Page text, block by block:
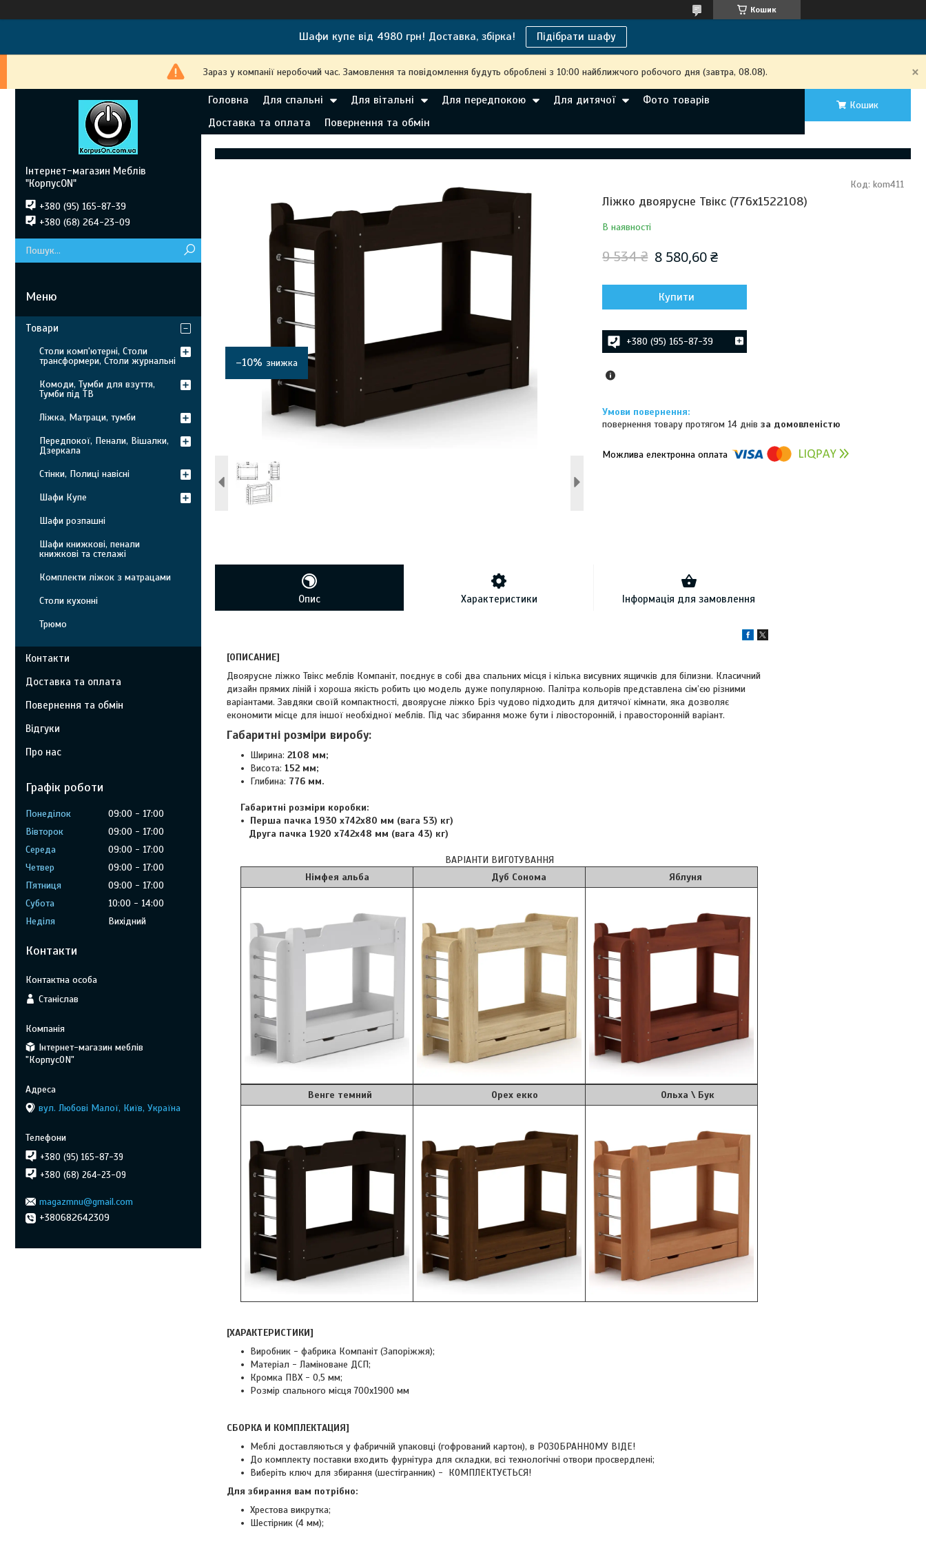
Кошик
Шафи купе від 4980 грн! Доставка, збірка! Підібрати шафу
Зараз у компанії неробочий час. Замовлення та повідомлення будуть оброблені з 10:00 найближчого робочого дня (завтра, 08.08).
Головна Для спальні Для вітальні Для передпокою Для дитячої
Фото товарів
Доставка та оплата
Повернення та обмін
Кошик
–10%
Ліжко двоярусне Твікс (776х1522108)
В наявності
Код: kom411
9 534 ₴ 8 580,60 ₴
Купити
+380 (95) 165-87-39
повернення товару протягом 14 днівза домовленістю
Опис Характеристики Інформація для замовлення
[ОПИСАНИЕ]
Двоярусне ліжко Твікс меблів Компаніт, поєднує в собі два спальних місця і кілька висувних ящичків для білизни. Класичний
дизайн прямих ліній і хороша якість робить цю модель дуже популярною. Палітра кольорів представлена сім’єю різними
варіантами. Завдяки своїй компактності, двоярусне ліжко Бріз чудово підходить для дитячої кімнати, яка дозволяє
економити місце для іншої необхідної меблів. Під час збирання може бути і лівосторонній, і правосторонній варіант.
Габаритні розміри виробу:
Ширина: 2108 мм;
Висота: 152 мм;
Глибина: 776 мм.
Габаритні розміри коробки:
Перша пачка 1930 x742х80 мм (вага 53) кг)
Друга пачка 1920 x742x48 мм (вага 43) кг)
ВАРІАНТИ ВИГОТУВАННЯ
Німфея альба
Дуб Сонома Яблуня
Венге темний Орех екко Ольха \ Бук
[ХАРАКТЕРИСТИКИ]
Виробник - фабрика Компаніт (Запоріжжя);
Матеріал - Ламіноване ДСП;
Кромка ПВХ - 0,5 мм;
Розмір спального місця 700x1900 мм
СБОРКА И КОМПЛЕКТАЦИЯ]
Меблі доставляються у фабричній упаковці (гофрований картон), в РОЗОБРАННОМУ ВІДЕ!
До комплекту поставки входить фурнітура для складки, всі технологічні отвори просвердлені;
Виберіть ключ для збирання (шестігранник) - КОМПЛЕКТУЄТЬСЯ!
Для збирання вам потрібно:
Хрестова викрутка;
Шестірник (4 мм);
Інтернет-магазин Меблів
"КорпусON"
+380 (95) 165-87-39
+380 (68) 264-23-09
Товари
Столи комп'ютерні, Столи
трансформери, Столи журнальні
Комоди, Тумби для взуття,
Тумби під ТВ
Ліжка, Матраци, тумби
Передпокої, Пенали, Вішалки,
Дзеркала
Стінки, Полиці навісні
Шафи Купе
Шафи розпашні
Шафи книжкові, пенали
книжкові та стелажі
Комплекти ліжок з матрацами
Столи кухонні
Трюмо
Контакти
Доставка та оплата
Повернення та обмін
Відгуки
Про нас
Графік роботи
Понеділок 09:00
17:00
Вівторок
09:00
17:00
Середа
09:00
17:00
Четвер
09:00
17:00
Пʼятниця
09:00
17:00
Субота
10:00
14:00
Неділя
Вихідний
Контакти
Станіслав
Інтернет-магазин меблів
"КорпусON"
вул. Любові Малої, Київ, Україна
+380 (95) 165-87-39
+380 (68) 264-23-09
magazmnu@gmail.com
+380682642309